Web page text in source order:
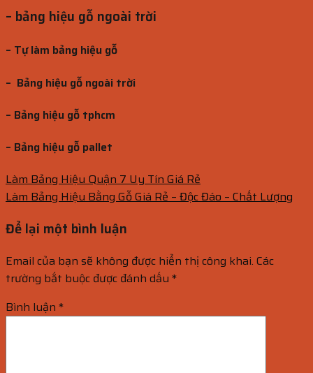
– bảng hiệu gỗ ngoài trời
– Tự làm bảng hiệu gỗ
– Bảng hiệu gỗ ngoài trời
– Bảng hiệu gỗ tphcm
– Bảng hiệu gỗ pallet
Làm Bảng Hiệu Quận 7 Uy Tín Giá Rẻ
Làm Bảng Hiệu Bằng Gỗ Giá Rẻ – Độc Đáo – Chất Lượng
Để lại một bình luận
Email của bạn sẽ không được hiển thị công khai. Các
trường bắt buộc được đánh dấu *
Bình luận *